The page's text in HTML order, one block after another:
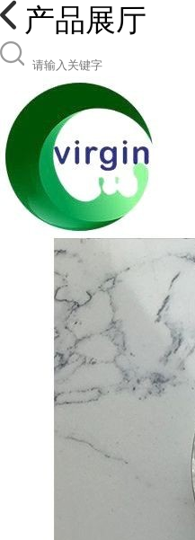
产品展厅